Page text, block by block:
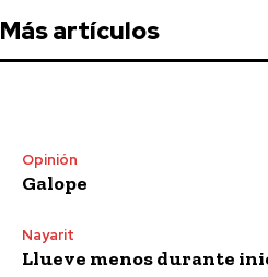
Más artículos
Opinión
Galope
Nayarit
Llueve menos durante